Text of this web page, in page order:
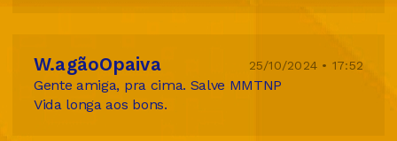
W.agãoOpaiva 25/10/2024 • 17:52
Gente amiga, pra cima. Salve MMTNP
Vida longa aos bons.